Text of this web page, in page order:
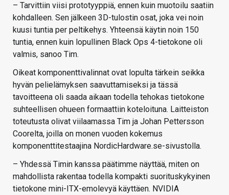
– Tarvittiin viisi prototyyppiä, ennen kuin muotoilu saatiin
kohdalleen. Sen jälkeen 3D-tulostin osat, joka vei noin
kuusi tuntia per peltikehys. Yhteensä käytin noin 150
tuntia, ennen kuin lopullinen Black Ops 4-tietokone oli
valmis, sanoo Tim.
Oikeat komponenttivalinnat ovat lopulta tärkein seikka
hyvän pelielämyksen saavuttamiseksi ja tässä
tavoitteena oli saada aikaan todella tehokas tietokone
suhteellisen ohueen formaattiin koteloituna. Laitteiston
toteutusta olivat viilaamassa Tim ja Johan Pettersson
Coorelta, joilla on monen vuoden kokemus
komponenttitestaajina NordicHardware.se-sivustolla.
– Yhdessä Timin kanssa päätimme näyttää, miten on
mahdollista rakentaa todella kompakti suorituskykyinen
tietokone mini-ITX-emolevyä käyttäen. NVIDIA